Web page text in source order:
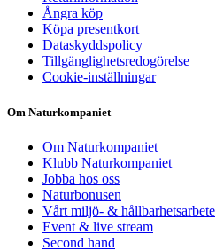
Ångra köp
Köpa presentkort
Dataskyddspolicy
Tillgänglighetsredogörelse
Cookie-inställningar
Om Naturkompaniet
Om Naturkompaniet
Klubb Naturkompaniet
Jobba hos oss
Naturbonusen
Vårt miljö- & hållbarhetsarbete
Event & live stream
Second hand